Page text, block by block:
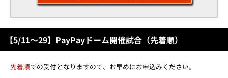
【5/11～29】PayPayドーム開催試合（先着順）
先着順での受付となりますので、お早めにお申込みください。